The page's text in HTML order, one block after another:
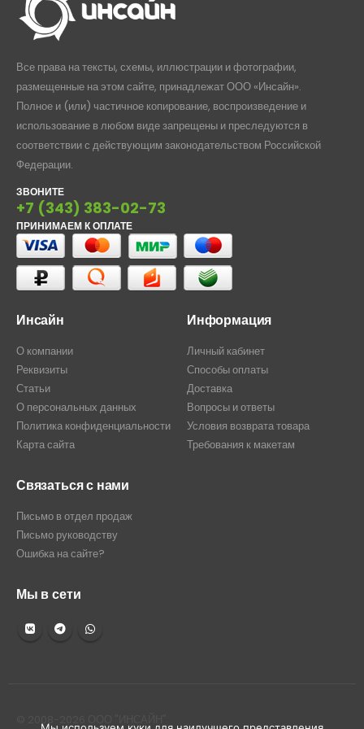
Все права на тексты, схемы, иллюстрации и фотографии,
размещенные на этом сайте, принадлежат ООО «Инсайн».
Полное и (или) частичное копирование, воспроизведение и
использование в любом виде запрещены и преследуются в
соответствии с действующим законодательством Российской
Федерации.
ЗВОНИТЕ
+7 (343) 383-02-73
ПРИНИМАЕМ К ОПЛАТЕ
Инсайн
О компании
Реквизиты
Статьи
О персональных данных
Политика конфиденциальности
Карта сайта
Информация
Личный кабинет
Способы оплаты
Доставка
Вопросы и ответы
Условия возврата товара
Требования к макетам
Связаться с нами
Письмо в отдел продаж
Письмо руководству
Ошибка на сайте?
Мы в сети